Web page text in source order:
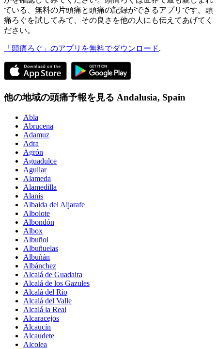
ている、無料の片頭痛と頭痛の記録ができるアプリです。頭
痛ろぐを試してみて、その良さを他の人にも伝えてあげてく
ださい。
「頭痛ろぐ」のアプリを無料でダウンロード.
他の地域の頭痛予報を見る Andalusia, Spain
Abla
Abrucena
Adamuz
Adra
Agrón
Aguadulce
Aguilar
Alameda
Alamedilla
Alanís
Albaida del Aljarafe
Albolote
Albondón
Albox
Albuñol
Albuñuelas
Albuñán
Albánchez
Alcalá de Guadaira
Alcalá de los Gazules
Alcalá del Río
Alcalá del Valle
Alcalá la Real
Alcaracejos
Alcaucín
Alcaudete
Alcolea